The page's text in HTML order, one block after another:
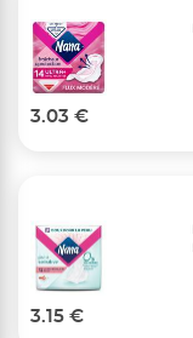
3.03 €
3.15 €